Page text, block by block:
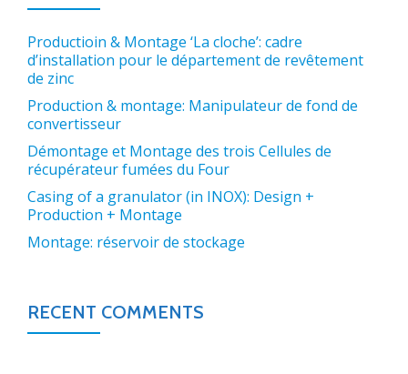
Productioin & Montage ‘La cloche’: cadre
d’installation pour le département de revêtement
de zinc
Production & montage: Manipulateur de fond de
convertisseur
Démontage et Montage des trois Cellules de
récupérateur fumées du Four
Casing of a granulator (in INOX): Design +
Production + Montage
Montage: réservoir de stockage
RECENT COMMENTS